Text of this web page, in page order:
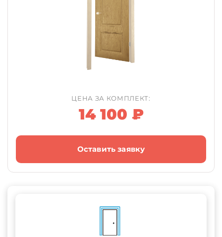
ЦЕНА ЗА КОМПЛЕКТ:
14 100 ₽
Оставить заявку